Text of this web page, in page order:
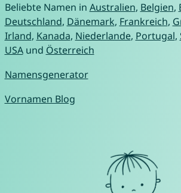
Beliebte Namen in Australien, Belgien,
Deutschland, Dänemark, Frankreich,
Irland, Kanada, Niederlande, Portugal,
USAund Österreich
Namensgenerator
Vornamen Blog